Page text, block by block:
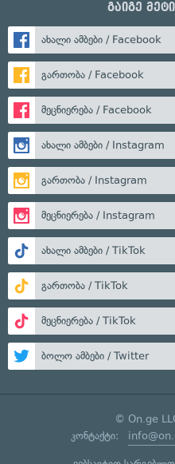
გაიგე
ახალი ამბები / Facebook
გართობა / Facebook
მეცნიერება / Facebook
ახალი ამბები / Instagram
გართობა / Instagram
მეცნიერება / Instagram
ახალი ამბები / TikTok
გართობა / TikTok
მეცნიერება / TikTok
ბოლო ამბები / Twitter
© On.ge
კონტაქტი: